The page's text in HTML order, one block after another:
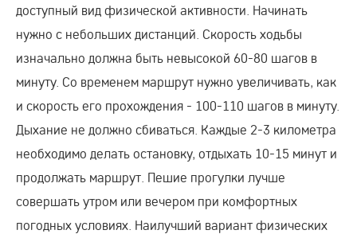
доступный вид физической активности. Начинать
нужно с небольших дистанций. Скорость ходьбы
изначально должна быть невысокой 60-80 шагов в
минуту. Со временем маршрут нужно увеличивать, как
и скорость его прохождения - 100-110 шагов в минуту.
Дыхание не должно сбиваться. Каждые 2-3 километра
необходимо делать остановку, отдыхать 10-15 минут и
продолжать маршрут. Пешие прогулки лучше
совершать утром или вечером при комфортных
погодных условиях. Наилучший вариант физических